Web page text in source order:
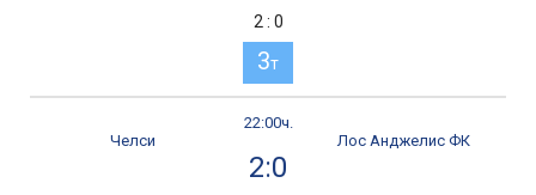
2 : 0
3т
22:00ч.
Челси
2:0
Лос Анджелис ФК